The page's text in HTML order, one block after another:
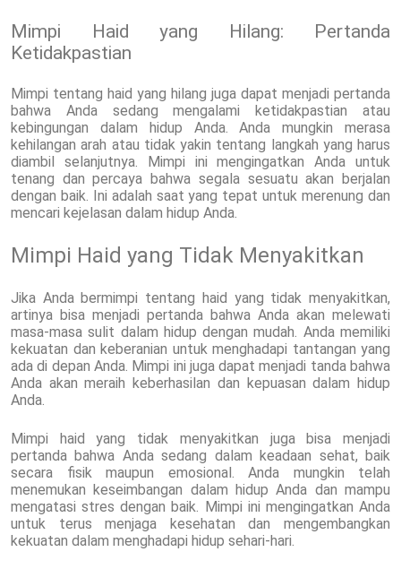
Mimpi Haid yang Hilang: Pertanda
Ketidakpastian
Mimpi tentang haid yang hilang juga dapat menjadi pertanda
bahwa Anda sedang mengalami ketidakpastian atau
kebingungan dalam hidup Anda. Anda mungkin merasa
kehilangan arah atau tidak yakin tentang langkah yang harus
diambil selanjutnya. Mimpi ini mengingatkan Anda untuk
tenang dan percaya bahwa segala sesuatu akan berjalan
dengan baik. Ini adalah saat yang tepat untuk merenung dan
mencari kejelasan dalam hidup Anda.
Mimpi Haid yang Tidak Menyakitkan
Jika Anda bermimpi tentang haid yang tidak menyakitkan,
artinya bisa menjadi pertanda bahwa Anda akan melewati
masa-masa sulit dalam hidup dengan mudah. Anda memiliki
kekuatan dan keberanian untuk menghadapi tantangan yang
ada di depan Anda. Mimpi ini juga dapat menjadi tanda bahwa
Anda akan meraih keberhasilan dan kepuasan dalam hidup
Anda.
Mimpi haid yang tidak menyakitkan juga bisa menjadi
pertanda bahwa Anda sedang dalam keadaan sehat, baik
secara fisik maupun emosional. Anda mungkin telah
menemukan keseimbangan dalam hidup Anda dan mampu
mengatasi stres dengan baik. Mimpi ini mengingatkan Anda
untuk terus menjaga kesehatan dan mengembangkan
kekuatan dalam menghadapi hidup sehari-hari.